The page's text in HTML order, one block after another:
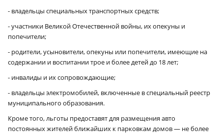
- владельцы специальных транспортных средств;
- участники Великой Отечественной войны, их опекуны и
попечители;
- родители, усыновители, опекуны или попечители, имеющие на
содержании и воспитании трое и более детей до 18 лет;
- инвалиды и их сопровождающие;
- владельцы электромобилей, включенные в специальный реестр
муниципального образования.
Кроме того, льготы предоставят для размещения авто
постоянных жителей ближайших к парковкам домов — не более